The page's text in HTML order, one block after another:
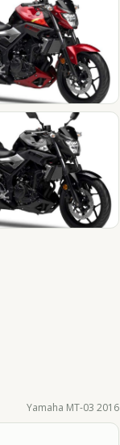
Yamaha MT-03 2016